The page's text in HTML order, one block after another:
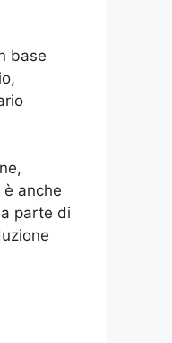
base
anche
parte di